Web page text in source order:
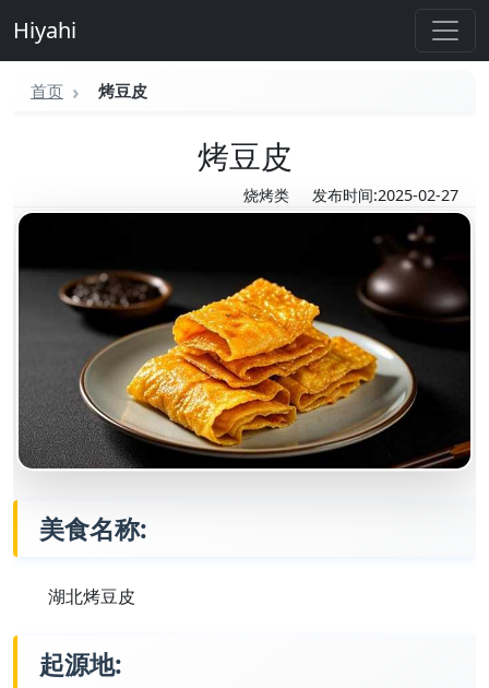
Hiyahi
首页 烤豆皮
烤豆皮
烧烤类 发布时间:2025-02-27
美食名称:
湖北烤豆皮
起源地: